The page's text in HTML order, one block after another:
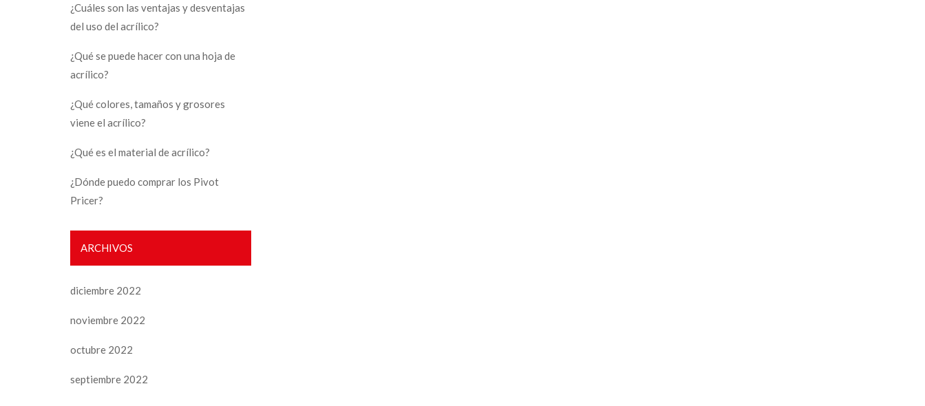
¿Cuáles son las ventajas y desventajas
del uso del acrílico?
¿Qué se puede hacer con una hoja de
acrílico?
¿Qué colores, tamaños y grosores
viene el acrílico?
¿Qué es el material de acrílico?
¿Dónde puedo comprar los Pivot
Pricer?
ARCHIVOS
diciembre 2022
noviembre 2022
octubre 2022
septiembre 2022